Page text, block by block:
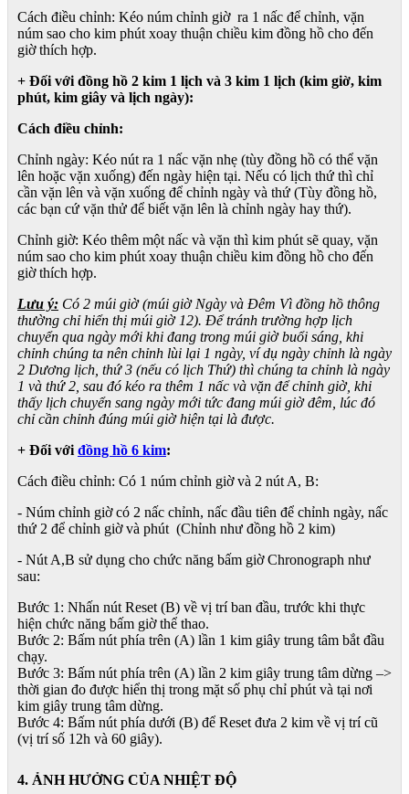
Cách điều chỉnh: Kéo núm chỉnh giờ ra 1 nấc để chỉnh, vặn
núm sao cho kim phút xoay thuận chiều kim đồng hồ cho đến
giờ thích hợp.
+ Đối với đồng hồ 2 kim 1 lịch và 3 kim 1 lịch (kim giờ, kim
phút, kim giây và lịch ngày):
Cách điều chỉnh:
Chỉnh ngày: Kéo nút ra 1 nấc vặn nhẹ (tùy đồng hồ có thể vặn
lên hoặc vặn xuống) đến ngày hiện tại. Nếu có lịch thứ thì chỉ
cần vặn lên và vặn xuống để chỉnh ngày và thứ (Tùy đồng hồ,
các bạn cứ vặn thử để biết vặn lên là chỉnh ngày hay thứ).
Chỉnh giờ: Kéo thêm một nấc và vặn thì kim phút sẽ quay, vặn
núm sao cho kim phút xoay thuận chiều kim đồng hồ cho đến
giờ thích hợp.
Lưu ý: Có 2 múi giờ (múi giờ Ngày và Đêm Vì đồng hồ thông
thường chỉ hiển thị múi giờ 12). Để tránh trường hợp lịch
chuyển qua ngày mới khi đang trong múi giờ buổi sáng, khi
chỉnh chúng ta nên chỉnh lùi lại 1 ngày, ví dụ ngày chỉnh là ngày
2 Dương lịch, thứ 3 (nếu có lịch Thứ) thì chúng ta chỉnh là ngày
1 và thứ 2, sau đó kéo ra thêm 1 nấc và vặn để chỉnh giờ, khi
thấy lịch chuyển sang ngày mới tức đang múi giờ đêm, lúc đó
chỉ cần chỉnh đúng múi giờ hiện tại là được.
+ Đối với đồng hồ 6 kim:
Cách điều chỉnh: Có 1 núm chỉnh giờ và 2 nút A, B:
- Núm chỉnh giờ có 2 nấc chỉnh, nấc đầu tiên để chỉnh ngày, nấc
thứ 2 để chỉnh giờ và phút (Chỉnh như đồng hồ 2 kim)
- Nút A,B sử dụng cho chức năng bấm giờ Chronograph như
sau:
Bước 1: Nhấn nút Reset (B) về vị trí ban đầu, trước khi thực
hiện chức năng bấm giờ thể thao.
Bước 2: Bấm nút phía trên (A) lần 1 kim giây trung tâm bắt đầu
chạy.
Bước 3: Bấm nút phía trên (A) lần 2 kim giây trung tâm dừng –>
thời gian đo được hiển thị trong mặt số phụ chỉ phút và tại nơi
kim giây trung tâm dừng.
Bước 4: Bấm nút phía dưới (B) để Reset đưa 2 kim về vị trí cũ
(vị trí số 12h và 60 giây).
4. ẢNH HƯỞNG CỦA NHIỆT ĐỘ